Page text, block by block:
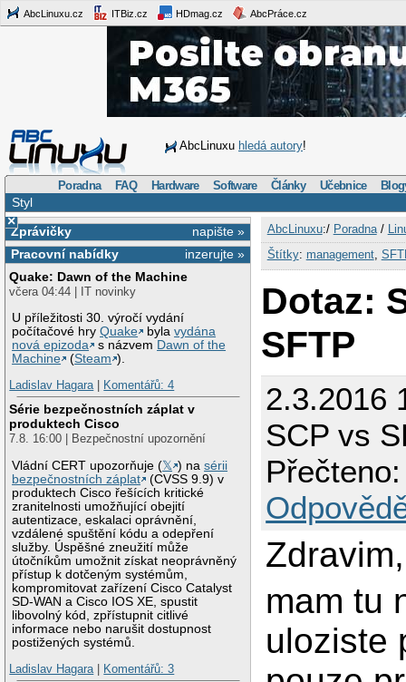
AbcLinuxu.cz ITBiz.cz HDmag.cz AbcPráce.cz
AbcLinuxu hledá autory!
Poradna FAQ Hardware Software Články Učebnice
Styl
×
napište »
Zprávičky
inzerujte »
Pracovní nabídky
Quake: Dawn of the Machine
včera 04:44 | IT novinky
U příležitosti 30. výročí vydání
počítačové hryQuake bylavydána
nová epizoda
s názvem Dawn of the
Machine
(Steam ).
Ladislav Hagara| Komentářů: 4
Série bezpečnostních záplat v
produktech Cisco
7.8. 16:00 | Bezpečnostní upozornění
Vládní CERT upozorňuje (𝕏 ) nasérii
bezpečnostních záplat
(CVSS 9.9) v
produktech Cisco řešících kritické
zranitelnosti umožňující obejití
autentizace, eskalaci oprávnění,
vzdálené spuštění kódu a odepření
služby. Úspěšné zneužití může
útočníkům umožnit získat neoprávněný
přístup k dotčeným systémům,
kompromitovat zařízení Cisco Catalyst
SD-WAN a Cisco IOS XE, spustit
libovolný kód, zpřístupnit citlivé
informace nebo narušit dostupnost
postižených systémů.
Ladislav Hagara| Komentářů: 3
AbcLinuxu:/ Poradna/
Štítky: management,
Dotaz:
SFTP
2.3.2016
SCP vs
Zdravim,
mam tu
uloziste